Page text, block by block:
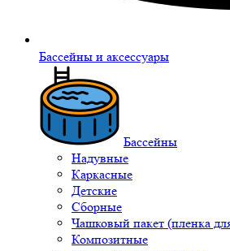
Бассейны и аксессуары
Бассейны
Надувные
Каркасные
Детские
Сборные
Чашковый пакет (пленка
Композитные